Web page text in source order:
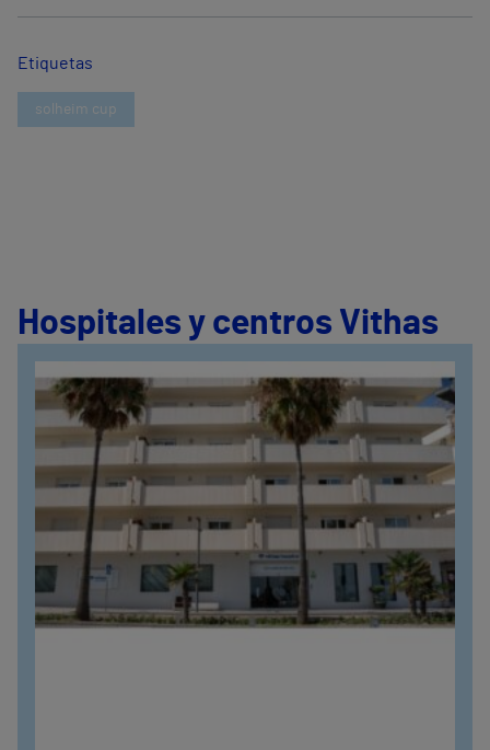
Etiquetas
solheim cup
Hospitales y centros Vithas